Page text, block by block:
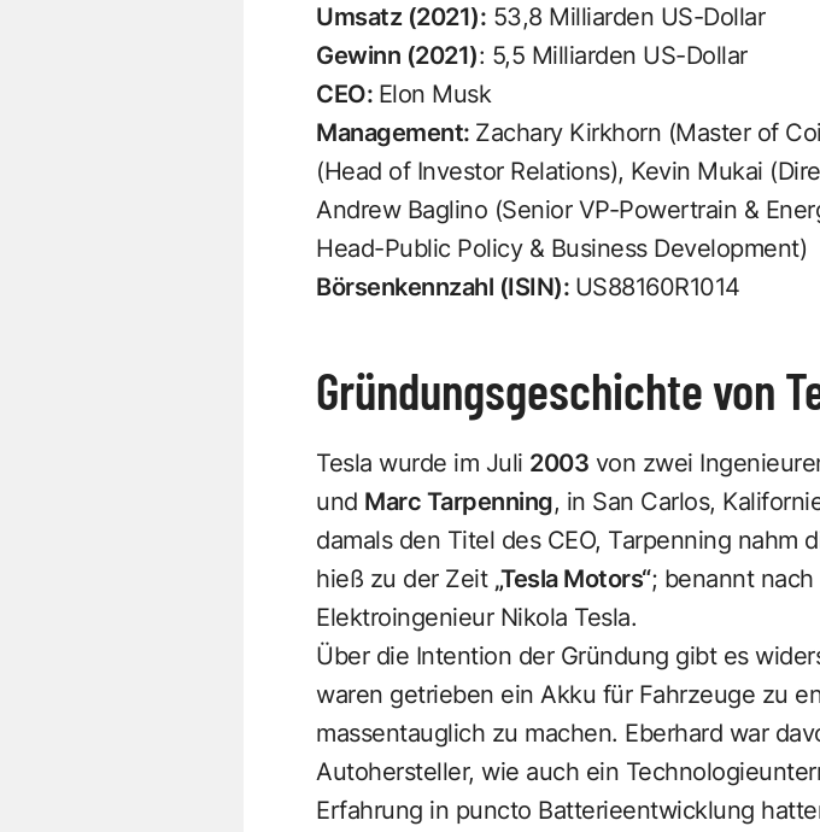
Umsatz (2021): 53,8 Milliarden US-Dollar
Gewinn (2021): 5,5 Milliarden US-Dollar
CEO: Elon Musk
Management: Zachary Kirkhorn (Master of
(Head of Investor Relations), Kevin Mukai
Andrew Baglino (Senior VP-Powertrain &
Head-Public Policy & Business Development)
Börsenkennzahl (ISIN): US88160R1014
Gründungsgeschichte von
Tesla wurde im Juli 2003 von zwei
und Marc Tarpenning, in San Carlos,
damals den Titel des CEO, Tarpenning nahm
hieß zu der Zeit „Tesla Motors“; benannt
Elektroingenieur Nikola Tesla.
Über die Intention der Gründung gibt es
waren getrieben ein Akku für Fahrzeuge zu
massentauglich zu machen. Eberhard war
Autohersteller, wie auch ein
Erfahrung in puncto Batterieentwicklung